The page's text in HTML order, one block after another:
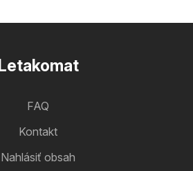
Letakomat
FAQ
Kontakt
Nahlásiť obsah